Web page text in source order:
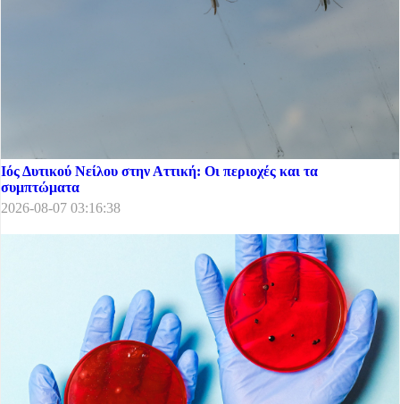
Ιός Δυτικού Νείλου στην Αττική: Οι περιοχές και τα
συμπτώματα
2026-08-07 03:16:38